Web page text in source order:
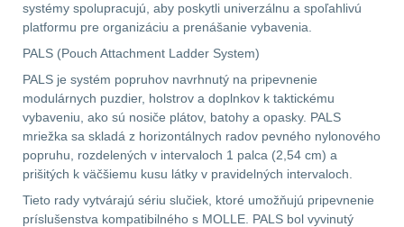
Nosičy a vesty 65
Prilby4
Šiltovky29
Taktické opasky45
Chrániče10
systémy spolupracujú, aby poskytli univerzálnu a spoľahlivú
platformu pre organizáciu a prenášanie vybavenia.
PALS (Pouch Attachment Ladder System)
PALS je systém popruhov navrhnutý na pripevnenie
modulárnych puzdier, holstrov a doplnkov k taktickému
vybaveniu, ako sú nosiče plátov, batohy a opasky. PALS
mriežka sa skladá z horizontálnych radov pevného nylonového
popruhu, rozdelených v intervaloch 1 palca (2,54 cm) a
prišitých k väčšiemu kusu látky v pravidelných intervaloch.
Tieto rady vytvárajú sériu slučiek, ktoré umožňujú pripevnenie
príslušenstva kompatibilného s MOLLE. PALS bol vyvinutý